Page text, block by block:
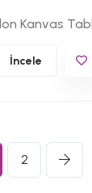
Kanvas
İncele
2